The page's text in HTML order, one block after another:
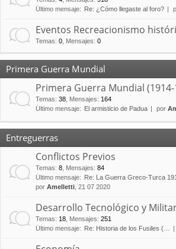
Último mensaje:
Re: ¿Cómo llegaste al foro?
Eventos Recreacionismo
Temas: 0 Mensajes: 0
Primera Guerra Mundial
Primera Guerra Mundial (1914-
Temas: 38 Mensajes: 164
Último mensaje:
El armisticio de Padua por
Entreguerras
Conflictos Previos
Temas: 8 Mensajes: 84
Último mensaje:
Re: La Guerra Greco-Turca
por Amelletti , 21 07 2020
Desarrollo Tecnológico y
Temas: 18 Mensajes: 251
Último mensaje:
Re: Historia de los Fusiles (…